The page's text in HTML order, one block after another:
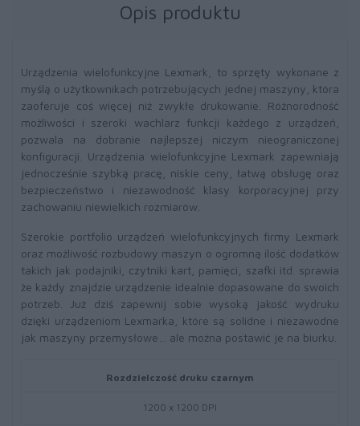
Opis produktu
Urządzenia wielofunkcyjne Lexmark, to sprzęty wykonane z
myślą o użytkownikach potrzebujących jednej maszyny, która
zaoferuje coś więcej niż zwykłe drukowanie. Różnorodność
możliwości i szeroki wachlarz funkcji każdego z urządzeń,
pozwala na dobranie najlepszej niczym nieograniczonej
konfiguracji. Urządzenia wielofunkcyjne Lexmark zapewniają
jednocześnie szybką pracę, niskie ceny, łatwą obsługę oraz
bezpieczeństwo i niezawodność klasy korporacyjnej przy
zachowaniu niewielkich rozmiarów.
Szerokie portfolio urządzeń wielofunkcyjnych firmy Lexmark
oraz możliwość rozbudowy maszyn o ogromną ilość dodatków
takich jak podajniki, czytniki kart, pamięci, szafki itd. sprawia
że każdy znajdzie urządzenie idealnie dopasowane do swoich
potrzeb. Już dziś zapewnij sobie wysoką jakość wydruku
dzięki urządzeniom Lexmarka, które są solidne i niezawodne
jak maszyny przemysłowe… ale można postawić je na biurku.
Rozdzielczość druku czarnym
1200 x 1200 DPI